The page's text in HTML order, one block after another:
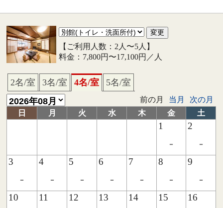
【ご利用人数：2人〜5人】
料金：7,800円〜17,100円／人
2名/室 3名/室 4名/室 5名/室
前の月 当月
次の月
日
月 火 水 木 金 土
1
-
2
-
3
-
4
-
5
-
6
-
7
-
8
-
9
-
10 11 12 13 14 15 16